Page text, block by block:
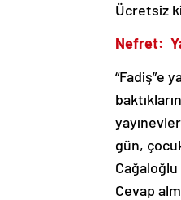
Ücretsiz
Nefret:
“Fadiş”e
gün,
Cevap